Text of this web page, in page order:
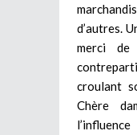
d’autres.
merci de
croulant
Chère